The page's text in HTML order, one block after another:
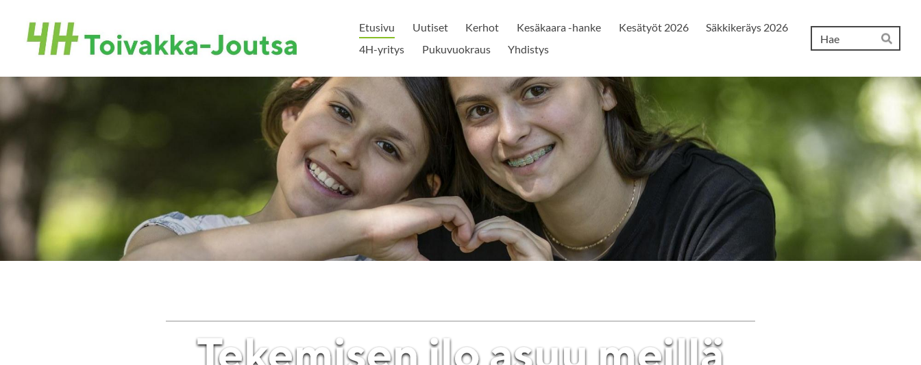
sivun
sisältöön
Toivakan-Joutsan 4H-yhdistys ry.
Etusivu Uutiset Kerhot Kesäkaara -hanke Kesätyöt 2026
Säkkikeräys 2026
4H-yritys
Pukuvuokraus Yhdistys Hae